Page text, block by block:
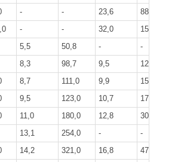
- - 23,6
886,0
- - 32,0
1580,0
5,5 50,8 -
-
8,3 98,7 9,5
128,0
8,7 111,0 9,9
154,0
9,5 123,0 10,7
174,0
11,0 180,0 12,8
301,0
13,1 254,0 -
-
14,2 321,0 16,8 479,0